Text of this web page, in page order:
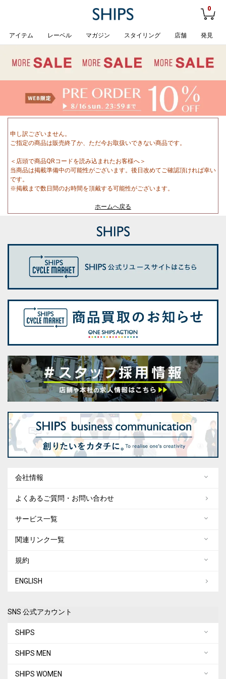
0
アイテム レーベル マガジン スタイリング 店舗 発見
申し訳ございません。
ご指定の商品は販売終了か、ただ今お取扱いできない商品です。
＜店頭で商品QRコードを読み込まれたお客様へ＞
当商品は掲載準備中の可能性がございます。後日改めてご確認頂ければ幸い
です。
※掲載まで数日間のお時間を頂戴する可能性がございます。
ホームへ戻る
会社情報
よくあるご質問・お問い合わせ
サービス一覧
関連リンク一覧
規約
ENGLISH
SNS 公式アカウント
SHIPS
SHIPS MEN
SHIPS WOMEN